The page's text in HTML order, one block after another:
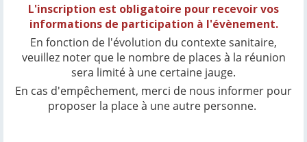
L'inscription est obligatoire pour recevoir vos
informations de participation à l'évènement.
En fonction de l'évolution du contexte sanitaire,
veuillez noter que le nombre de places à la réunion
sera limité à une certaine jauge.
En cas d'empêchement, merci de nous informer pour
proposer la place à une autre personne.